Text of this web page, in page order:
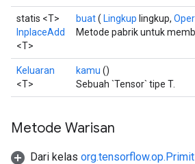
statis <T>
InplaceAdd
<T>
buat( Lingkup lingkup,
Metode pabrik untuk
Keluaran
<T>
kamu ()
Sebuah `Tensor` tipe T.
Metode Warisan
Dari kelas